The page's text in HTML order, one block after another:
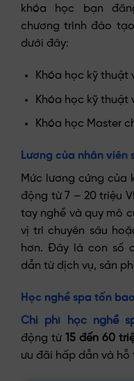
khóa học bạn
chương trình đào
dưới đây:
Khóa học kỹ thuật
Khóa học kỹ thuật
Khóa học Master
Lương của nhân viên
Mức lương cứng của
động từ 7 – 20 triệu
tay nghề và quy mô
vị trí chuyên sâu
hơn. Đây là con số
dẫn từ dịch vụ, sản
Học nghề spa tốn
Chi phí học nghề
động từ 15 đến 60
ưu đãi hấp dẫn và